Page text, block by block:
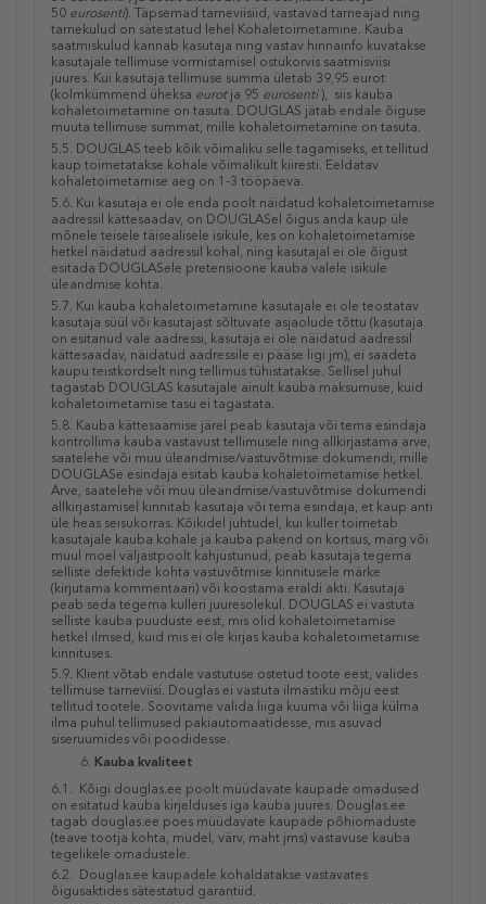
50 eurosenti). Täpsemad tarneviisiid, vastavad tarneajad ning
tarnekulud on sätestatud lehel Kohaletoimetamine. Kauba
saatmiskulud kannab kasutaja ning vastav hinnainfo kuvatakse
kasutajale tellimuse vormistamisel ostukorvis saatmisviisi
juures. Kui kasutaja tellimuse summa ületab 39,95 eurot
(kolmkümmend üheksa eurotja 95 eurosenti), siis kauba
kohaletoimetamine on tasuta. DOUGLAS jätab endale õiguse
muuta tellimuse summat, mille kohaletoimetamine on tasuta.
5.5. DOUGLAS teeb kõik võimaliku selle tagamiseks, et tellitud
kaup toimetatakse kohale võimalikult kiiresti. Eeldatav
kohaletoimetamise aeg on 1-3 tööpäeva.
5.6. Kui kasutaja ei ole enda poolt näidatud kohaletoimetamise
aadressil kättesaadav, on DOUGLASel õigus anda kaup üle
mõnele teisele täisealisele isikule, kes on kohaletoimetamise
hetkel näidatud aadressil kohal, ning kasutajal ei ole õigust
esitada DOUGLASele pretensioone kauba valele isikule
üleandmise kohta.
5.7. Kui kauba kohaletoimetamine kasutajale ei ole teostatav
kasutaja süül või kasutajast sõltuvate asjaolude tõttu (kasutaja
on esitanud vale aadressi, kasutaja ei ole näidatud aadressil
kättesaadav, näidatud aadressile ei pääse ligi jm), ei saadeta
kaupu teistkordselt ning tellimus tühistatakse. Sellisel juhul
tagastab DOUGLAS kasutajale ainult kauba maksumuse, kuid
kohaletoimetamise tasu ei tagastata.
5.8. Kauba kättesaamise järel peab kasutaja või tema esindaja
kontrollima kauba vastavust tellimusele ning allkirjastama arve,
saatelehe või muu üleandmise/vastuvõtmise dokumendi, mille
DOUGLASe esindaja esitab kauba kohaletoimetamise hetkel.
Arve, saatelehe või muu üleandmise/vastuvõtmise dokumendi
allkirjastamisel kinnitab kasutaja või tema esindaja, et kaup anti
üle heas seisukorras. Kõikidel juhtudel, kui kuller toimetab
kasutajale kauba kohale ja kauba pakend on kortsus, märg või
muul moel väljastpoolt kahjustunud, peab kasutaja tegema
selliste defektide kohta vastuvõtmise kinnitusele märke
(kirjutama kommentaari) või koostama eraldi akti. Kasutaja
peab seda tegema kulleri juuresolekul. DOUGLAS ei vastuta
selliste kauba puuduste eest, mis olid kohaletoimetamise
hetkel ilmsed, kuid mis ei ole kirjas kauba kohaletoimetamise
kinnituses.
5.9. Klient võtab endale vastutuse ostetud toote eest, valides
tellimuse tarneviisi. Douglas ei vastuta ilmastiku mõju eest
tellitud tootele. Soovitame valida liiga kuuma või liiga külma
ilma puhul tellimused pakiautomaatidesse, mis asuvad
siseruumides või poodidesse.
Kauba kvaliteet
6.1. Kõigi douglas.ee poolt müüdavate kaupade omadused
on esitatud kauba kirjelduses iga kauba juures. Douglas.ee
tagab douglas.ee poes müüdavate kaupade põhiomaduste
(teave tootja kohta, mudel, värv, maht jms) vastavuse kauba
tegelikele omadustele.
6.2. Douglas.ee kaupadele kohaldatakse vastavates
õigusaktides sätestatud garantiid.